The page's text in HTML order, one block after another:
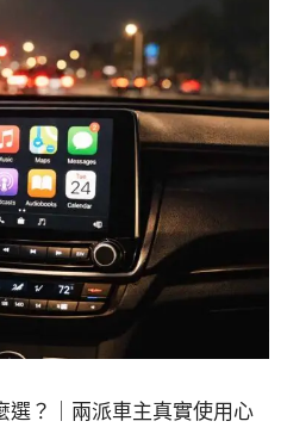
？｜兩派車主真實使用心